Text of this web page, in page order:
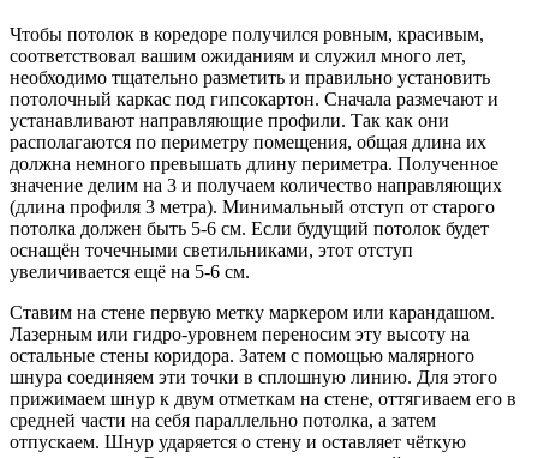
Чтобы потолок в коредоре получился ровным, красивым,
соответствовал вашим ожиданиям и служил много лет,
необходимо тщательно разметить и правильно установить
потолочный каркас под гипсокартон. Сначала размечают и
устанавливают направляющие профили. Так как они
располагаются по периметру помещения, общая длина их
должна немного превышать длину периметра. Полученное
значение делим на 3 и получаем количество направляющих
(длина профиля 3 метра). Минимальный отступ от старого
потолка должен быть 5-6 см. Если будущий потолок будет
оснащён точечными светильниками, этот отступ
увеличивается ещё на 5-6 см.
Ставим на стене первую метку маркером или карандашом.
Лазерным или гидро-уровнем переносим эту высоту на
остальные стены коридора. Затем с помощью малярного
шнура соединяем эти точки в сплошную линию. Для этого
прижимаем шнур к двум отметкам на стене, оттягиваем его в
средней части на себя параллельно потолка, а затем
отпускаем. Шнур ударяется о стену и оставляет чёткую